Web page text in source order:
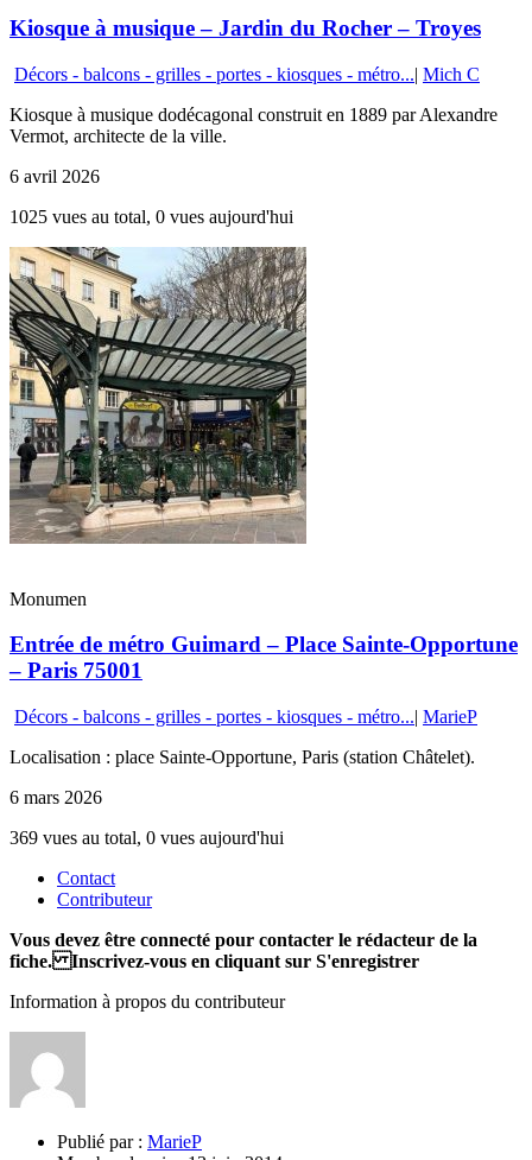
Kiosque à musique – Jardin du Rocher – Troyes
Décors - balcons - grilles - portes - kiosques - métro...| Mich C
Kiosque à musique dodécagonal construit en 1889 par Alexandre
Vermot, architecte de la ville.
6 avril 2026
1025 vues au total, 0 vues aujourd'hui
Monumen
Entrée de métro Guimard – Place Sainte-Opportune
– Paris 75001
Décors - balcons - grilles - portes - kiosques - métro...| MarieP
Localisation : place Sainte-Opportune, Paris (station Châtelet).
6 mars 2026
369 vues au total, 0 vues aujourd'hui
Contact
Contributeur
Vous devez être connecté pour contacter le rédacteur de la
fiche. Inscrivez-vous en cliquant sur S'enregistrer
Information à propos du contributeur
Publié par : MarieP